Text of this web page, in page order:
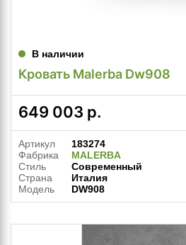
В наличии
Кровать Malerba Dw908
649 003 р.
Артикул
183274
Фабрика
MALERBA
Стиль
Современный
Страна
Италия
Модель
DW908